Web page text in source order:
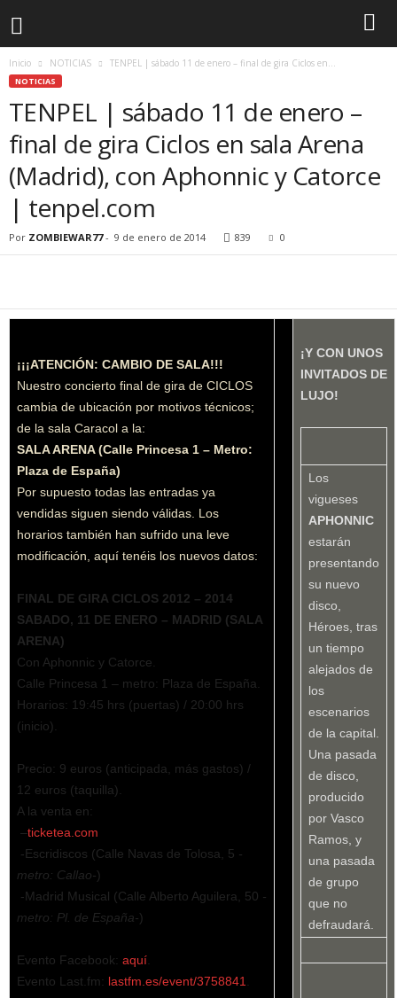
Inicio NOTICIAS TENPEL | sábado 11 de enero – final de gira Ciclos en...
NOTICIAS
TENPEL | sábado 11 de enero –
final de gira Ciclos en sala Arena
(Madrid), con Aphonnic y Catorce
| tenpel.com
Por ZOMBIEWAR77- 9 de enero de 2014 839 0
¡¡¡ATENCIÓN: CAMBIO DE SALA!!!
Nuestro concierto final de gira de CICLOS
cambia de ubicación por motivos técnicos;
de la sala Caracol a la:
SALA ARENA (Calle Princesa 1 – Metro:
Plaza de España)
Por supuesto todas las entradas ya
vendidas siguen siendo válidas. Los
horarios también han sufrido una leve
modificación, aquí tenéis los nuevos datos:
FINAL DE GIRA CICLOS 2012 – 2014
SABADO, 11 DE ENERO – MADRID (SALA
ARENA)
Con Aphonnic y Catorce.
Calle Princesa 1 – metro: Plaza de España.
Horarios: 19:45 hrs (puertas) / 20:00 hrs
(inicio).
Precio: 9 euros (anticipada, más gastos) /
12 euros (taquilla).
A la venta en:
–ticketea.com
-Escridiscos (Calle Navas de Tolosa, 5 -
metro: Callao-)
-Madrid Musical (Calle Alberto Aguilera, 50 -
metro: Pl. de España-)
Evento Facebook: aquí
Evento Last.fm: lastfm.es/event/3758841
¡Y CON UNOS
INVITADOS DE
LUJO!
Los
vigueses
APHONNIC
estarán
presentando
su nuevo
disco,
Héroes, tras
un tiempo
alejados de
los
escenarios
de la capital.
Una pasada
de disco,
producido
por Vasco
Ramos, y
una pasada
de grupo
que no
defraudará.